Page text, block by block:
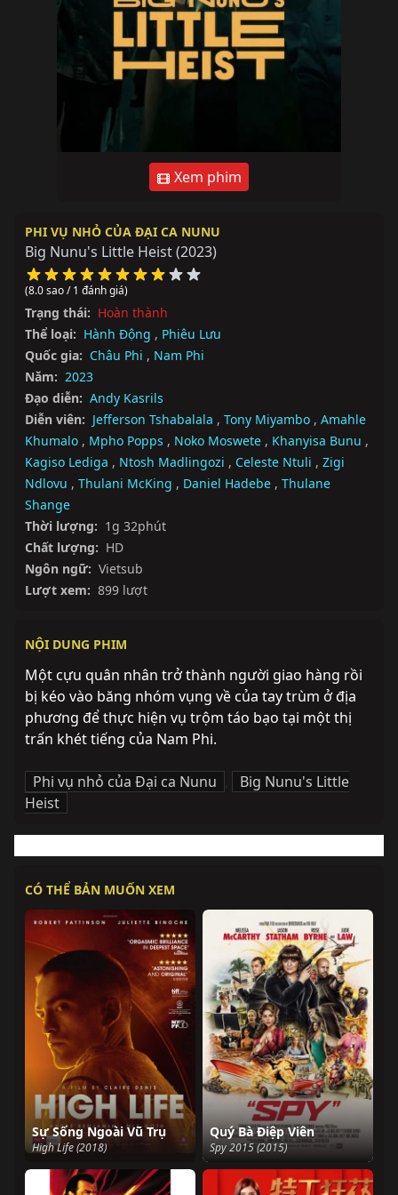
Xem phim
PHI VỤ NHỎ CỦA ĐẠI CA NUNU
Big Nunu's Little Heist(2023)
(8.0 sao / 1 đánh giá)
Trạng thái: Hoàn thành
Thể loại: Hành Động , Phiêu Lưu
Quốc gia: Châu Phi , Nam Phi
Năm: 2023
Đạo diễn: Andy Kasrils
Diễn viên: Jefferson Tshabalala , Tony Miyambo , Amahle
Khumalo , Mpho Popps , Noko Moswete , Khanyisa Bunu ,
Kagiso Lediga , Ntosh Madlingozi , Celeste Ntuli , Zigi
Ndlovu , Thulani McKing , Daniel Hadebe , Thulane
Shange
Thời lượng: 1g 32phút
Chất lượng: HD
Ngôn ngữ: Vietsub
Lượt xem: 899 lượt
NỘI DUNG PHIM
Một cựu quân nhân trở thành người giao hàng rồi
bị kéo vào băng nhóm vụng về của tay trùm ở địa
phương để thực hiện vụ trộm táo bạo tại một thị
trấn khét tiếng của Nam Phi.
Phi vụ nhỏ của Đại ca Nunu ,
Big Nunu's Little
Heist
CÓ THỂ BẢN MUỐN XEM
Sự Sống Ngoài Vũ Trụ
High Life (2018)
Quý Bà Điệp Viên
Spy 2015 (2015)